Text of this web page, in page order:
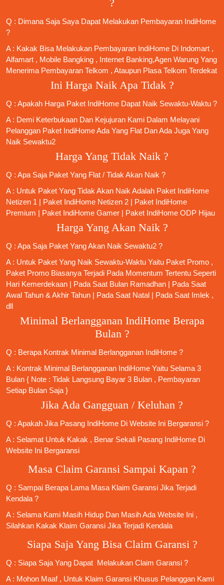
?
Q : Dimana Saja Saya Dapat Melakukan Pembayaran IndiHome
?
A : Kakak Bisa Melakukan Pembayaran IndiHome Di Indomart ,
Alfamart , Mobile Bangking , Internet Banking,Agen Warung Yang
Menerima Pembayaran Telkom , Ataupun Plasa Telkom Terdekat
Ini Harga Naik Apa Tidak ?
Q : Apakah Harga Paket IndiHome Dapat Naik Sewaktu-Waktu ?
A : Demi Keterbukaan Dan Kejujuran Kami Dalam Melayani
Pelanggan Paket IndiHome Ada Yang Flat Dan Ada Juga Yang
Naik Sewaktu2
Harga Yang Tidak Naik ?
Q : Apa Saja Paket Yang Flat / Tidak Akan Naik ?
A : Untuk Paket Yang Tidak Akan Naik Adalah Paket IndiHome
Netizen 1 | Paket IndiHome Netizen 2 | Paket IndiHome
Premium | Paket IndiHome Gamer | Paket IndiHome ODP Hijau
Harga Yang Akan Naik ?
Q : Apa Saja Paket Yang Akan Naik Sewaktu2 ?
A : Untuk Paket Yang Naik Sewaktu-Waktu Yaitu Paket Promo ,
Paket Promo Biasanya Terjadi Pada Momentum Tertentu Seperti
Hari Kemerdekaan | Pada Saat Bulan Ramadhan | Pada Saat
Awal Tahun & Akhir Tahun | Pada Saat Natal | Pada Saat Imlek ,
dll
Minimal Berlangganan IndiHome Berapa
Bulan ?
Q : Berapa Kontrak Minimal Berlangganan IndiHome ?
A : Kontrak Minimal Berlangganan IndiHome Yaitu Selama 3
Bulan { Note : Tidak Langsung Bayar 3 Bulan , Pembayaran
Setiap Bulan Saja }
Jika Ada Gangguan / Keluhan ?
Q : Apakah Jika Pasang IndiHome Di Website Ini Bergaransi ?
A : Selamat Untuk Kakak , Benar Sekali Pasang IndiHome Di
Website Ini Bergaransi
Masa Claim Garansi Sampai Kapan ?
Q : Sampai Berapa Lama Masa Klaim Garansi Jika Terjadi
Kendala ?
A : Selama Kami Masih Hidup Dan Masih Ada Website Ini ,
Silahkan Kakak Klaim Garansi Jika Terjadi Kendala
Siapa Saja Yang Bisa Claim Garansi ?
Q : Siapa Saja Yang Dapat Melakukan Claim Garansi ?
A : Mohon Maaf , Untuk Klaim Garansi Khusus Pelanggan Kami